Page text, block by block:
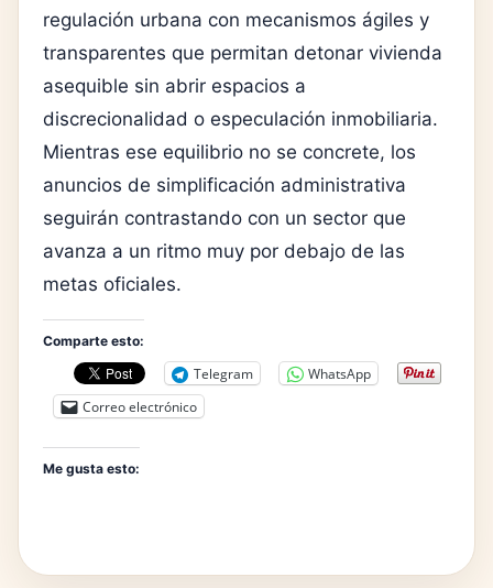
regulación urbana con mecanismos ágiles y
transparentes que permitan detonar vivienda
asequible sin abrir espacios a
discrecionalidad o especulación inmobiliaria.
Mientras ese equilibrio no se concrete, los
anuncios de simplificación administrativa
seguirán contrastando con un sector que
avanza a un ritmo muy por debajo de las
metas oficiales.
Comparte esto:
Telegram
WhatsApp
Correo electrónico
Me gusta esto: